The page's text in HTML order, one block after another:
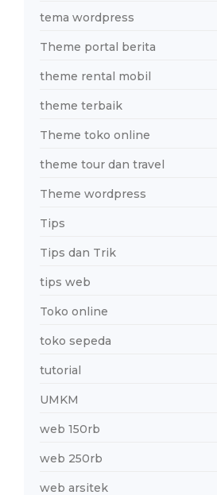
tema wordpress
Theme portal berita
theme rental mobil
theme terbaik
Theme toko online
theme tour dan travel
Theme wordpress
Tips
Tips dan Trik
tips web
Toko online
toko sepeda
tutorial
UMKM
web 150rb
web 250rb
web arsitek